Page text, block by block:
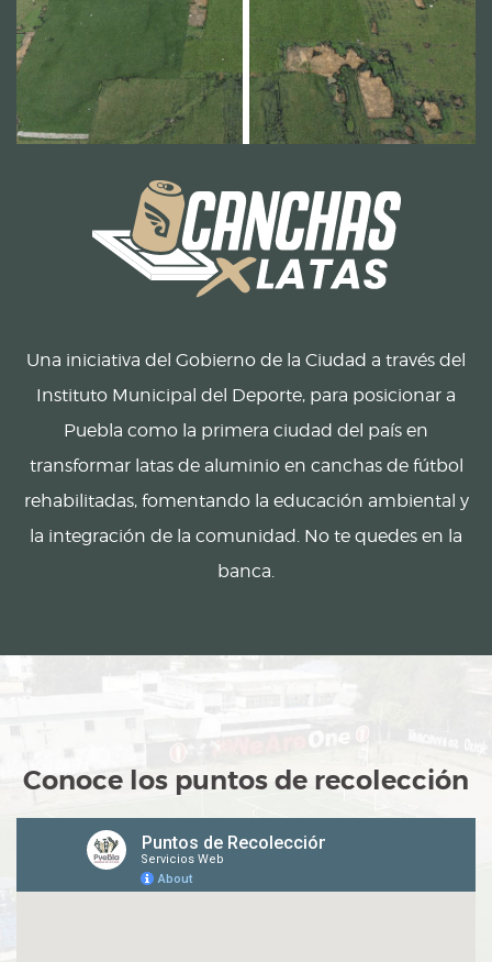
Una iniciativa del Gobierno de la Ciudad a través del
Instituto Municipal del Deporte, para posicionar a
Puebla como la primera ciudad del país en
transformar latas de aluminio en canchas de fútbol
rehabilitadas, fomentando la educación ambiental y
la integración de la comunidad. No te quedes en la
banca.
Conoce los puntos de recolección